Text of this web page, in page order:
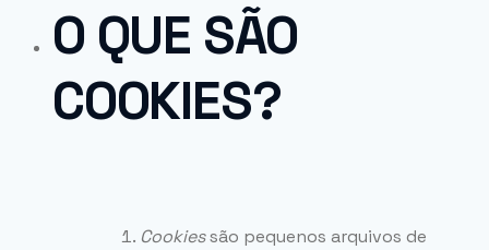
O QUE SÃO
COOKIES?
Cookiessão pequenos arquivos de